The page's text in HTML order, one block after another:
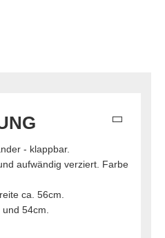
- klappbar.
aufwändig verziert. Farbe
ca. 56cm.
54cm.